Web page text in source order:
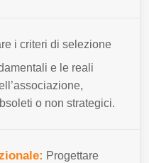
i criteri di selezione
e le reali
o non strategici.
Progettare